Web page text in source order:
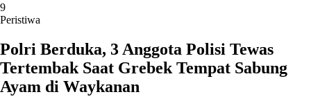
9
Peristiwa
Polri Berduka, 3 Anggota Polisi Tewas
Tertembak Saat Grebek Tempat Sabung
Ayam di Waykanan